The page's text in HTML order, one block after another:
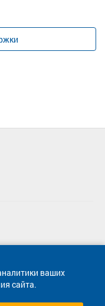
ваших
сайта.